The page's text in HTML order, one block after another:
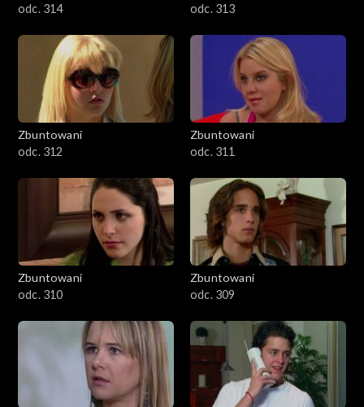
odc. 314
odc. 313
Zbuntowani
odc. 312
Zbuntowani
odc. 311
Zbuntowani
odc. 310
Zbuntowani
odc. 309